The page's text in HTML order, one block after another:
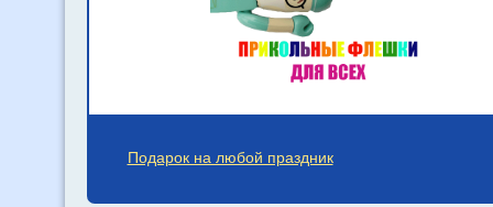
Подарок на любой праздник